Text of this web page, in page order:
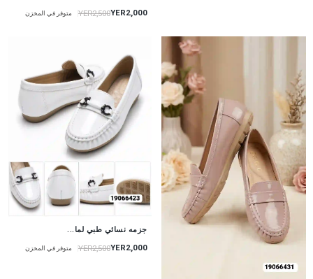
YER2,000
YER2,500 متوفر في المخزن
جزمه نسائي طبي لما...
YER2,000
YER2,500 متوفر في المخزن